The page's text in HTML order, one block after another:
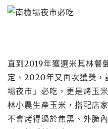
直到2019年獲選米其林餐
定、2020年又再次獲獎，
場夜市」必吃，更是烤玉
林小農生產玉米，搭配店
不會烤得過於焦黑、外脆